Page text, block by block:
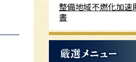
整備地域不燃化加速
書